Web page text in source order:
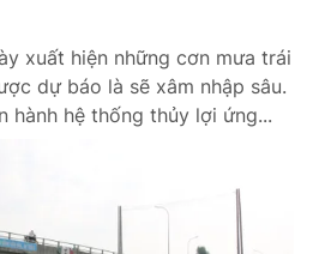
nguồn VTV.vn khi phát hành lại
xuất hiện những cơn mưa trái
dự báo là sẽ xâm nhập sâu.
hành hệ thống thủy lợi ứng...